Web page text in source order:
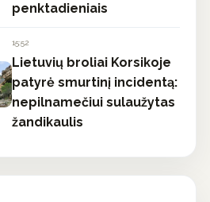
penktadieniais
15:52
Lietuvių broliai Korsikoje
patyrė smurtinį incidentą:
nepilnamečiui sulaužytas
žandikaulis